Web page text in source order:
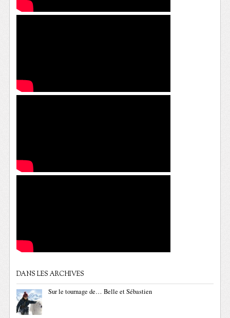
DANS LES ARCHIVES
Sur le tournage de… Belle et Sébastien